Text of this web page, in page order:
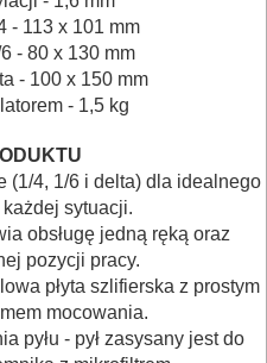
- 113 x 101 mm
- 80 x 130 mm
- 100 x 150 mm
- 1,5 kg
(1/4, 1/6 i delta) dla idealnego
sytuacji.
obsługę jedną ręką oraz
pozycji pracy.
płyta szlifierska z prostym
mocowania.
pyłu - pył zasysany jest do